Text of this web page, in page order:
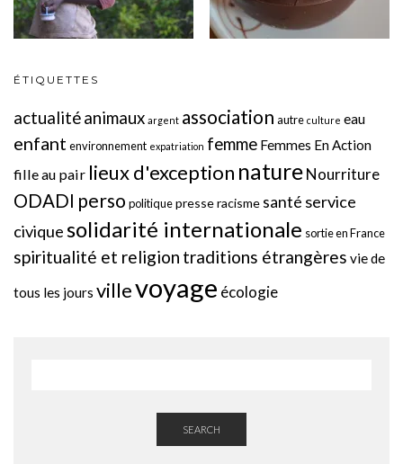
ÉTIQUETTES
actualitéanimaux argent association autre culture eau
enfant environnement expatriation femme Femmes En Action
fille au pair lieux d'exception natureNourriture
ODADI perso politiquepresseracisme santé service
civiquesolidarité internationale sortie en France
spiritualité et religion traditions étrangères vie de
tous les jours villevoyage écologie
SEARCH